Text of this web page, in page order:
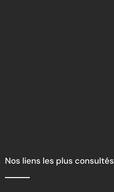
Nos liens les plus consultés